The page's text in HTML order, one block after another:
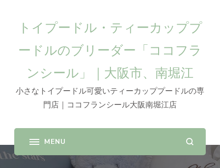
トイプードル・ティーカッププ
ードルのブリーダー「ココフラ
ンシール」｜大阪市、南堀江
小さなトイプードル可愛いティーカッププードルの専
門店｜ココフランシール大阪南堀江店